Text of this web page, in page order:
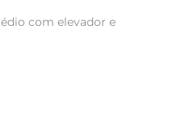
com elevador e